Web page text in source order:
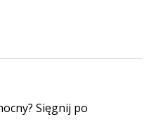
Sięgnij po